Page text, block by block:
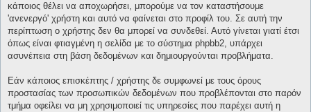
κάποιος θέλει να αποχωρήσει, μπορούμε να τον καταστήσουμε
'ανενεργό' χρήστη και αυτό να φαίνεται στο προφίλ του. Σε αυτή την
περίπτωση ο χρήστης δεν θα μπορεί να συνδεθεί. Αυτό γίνεται γιατί έτσι
όπως είναι φτιαγμένη η σελίδα με το σύστημα phpbb2, υπάρχει
ασυνέπεια στη βάση δεδομένων και δημιουργούνται προβλήματα.
Εάν κάποιος επισκέπτης / χρήστης δε συμφωνεί με τους όρους
προστασίας των προσωπικών δεδομένων που προβλέπονται στο παρόν
τμήμα οφείλει να μη χρησιμοποιεί τις υπηρεσίες που παρέχει αυτή η